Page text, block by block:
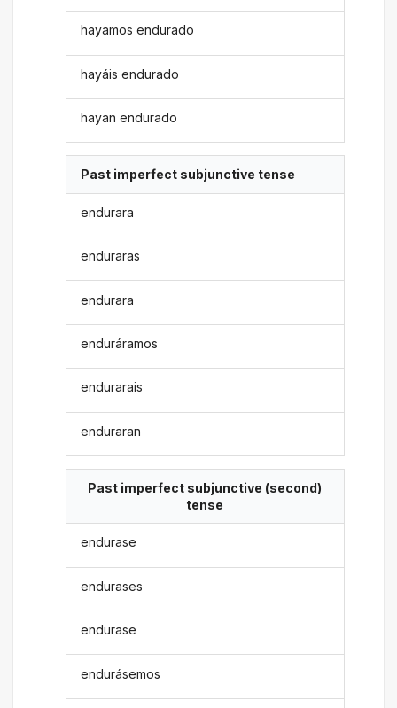
hayamos endurado
hayáis endurado
hayan endurado
Past imperfect subjunctive tense
endurara
enduraras
endurara
enduráramos
endurarais
enduraran
Past imperfect subjunctive (second)
tense
endurase
endurases
endurase
endurásemos